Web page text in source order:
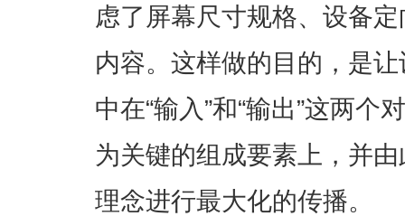
虑了屏幕尺寸规格、设备
内容。这样做的目的，是
中在“输入”和“输出”这两
为关键的组成要素上，并
理念进行最大化的传播。